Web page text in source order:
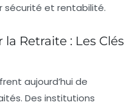
sécurité et rentabilité.
Retraite : Les Clés
aujourd’hui de
Des institutions